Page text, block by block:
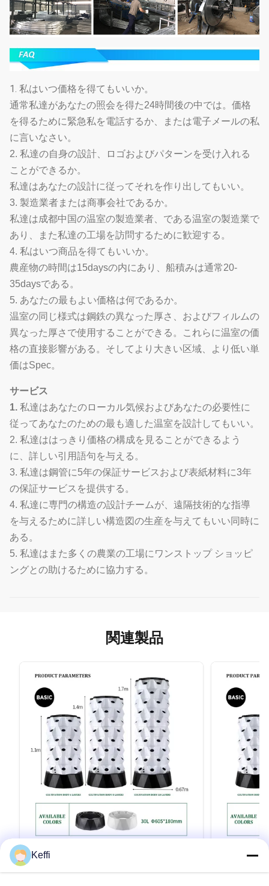
1. 私はいつ価格を得てもいいか。
通常私達があなたの照会を得た24時間後の中では。価格
を得るために緊急私を電話するか、または電子メールの私
に言いなさい。
2. 私達の自身の設計、ロゴおよびパターンを受け入れる
ことができるか。
私達はあなたの設計に従ってそれを作り出してもいい。
3. 製造業者または商事会社であるか。
私達は成都中国の温室の製造業者、である温室の製造業で
あり、また私達の工場を訪問するために歓迎する。
4. 私はいつ商品を得てもいいか。
農産物の時間は15daysの内にあり、船積みは通常20-
35daysである。
5. あなたの最もよい価格は何であるか。
温室の同じ様式は鋼鉄の異なった厚さ、およびフィルムの
異なった厚さで使用することができる。これらに温室の価
格の直接影響がある。そしてより大きい区域、より低い単
価はSpec。
サービス
1. 私達はあなたのローカル気候およびあなたの必要性に
従ってあなたのための最も適した温室を設計してもいい。
2. 私達ははっきり価格の構成を見ることができるよう
に、詳しい引用語句を与える。
3. 私達は鋼管に5年の保証サービスおよび表紙材料に3年
の保証サービスを提供する。
4. 私達に専門の構造の設計チームが、遠隔技術的な指導
を与えるために詳しい構造図の生産を与えてもいい同時に
ある。
5. 私達はまた多くの農業の工場にワンストップ ショッピ
ングとの助けるために協力する。
関連製品
30L 12 層 96 穴 エアロポニック垂直塔
植物の栽培キット 野菜のための室内水栽
30L 8層
ー 水耕栽培
Keffi